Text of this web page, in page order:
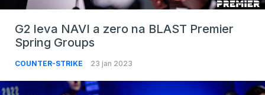
G2 leva NAVI a zero na BLAST Premier
Spring Groups
COUNTER-STRIKE 23 jan 2023